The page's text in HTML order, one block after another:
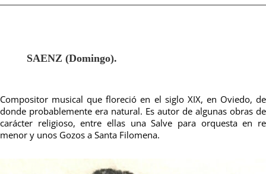
SAENZ (Domingo).
Compositor musical que floreció en el siglo XIX, en Oviedo, de
donde probablemente era natural. Es autor de algunas obras de
carácter religioso, entre ellas una Salve para orquesta en re
menor y unos Gozos a Santa Filomena.